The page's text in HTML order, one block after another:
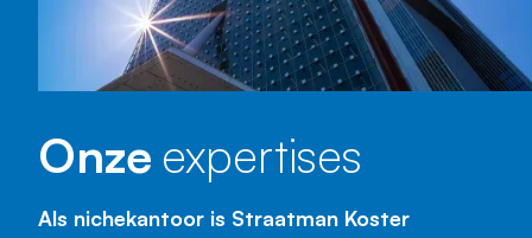
Onze expertises
Als nichekantoor is Straatman Koster